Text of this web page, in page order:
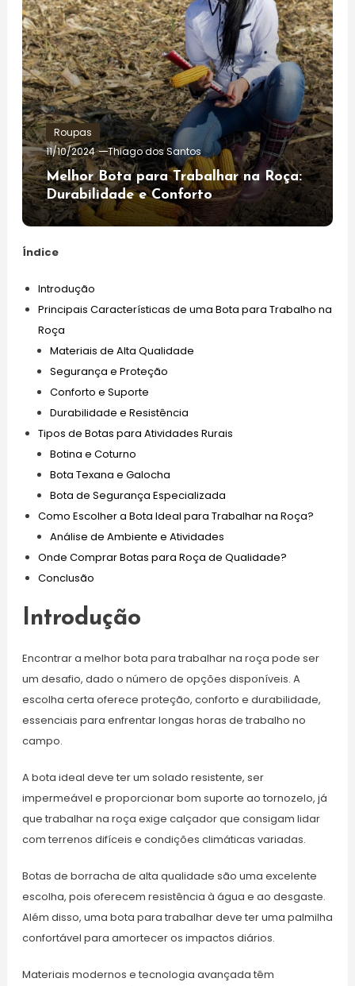
Roupas
11/10/2024
Thiago dos Santos
Melhor Bota para Trabalhar na Roça:
Durabilidade e Conforto
Índice
Introdução
Principais Características de uma Bota para Trabalho na
Roça
Materiais de Alta Qualidade
Segurança e Proteção
Conforto e Suporte
Durabilidade e Resistência
Tipos de Botas para Atividades Rurais
Botina e Coturno
Bota Texana e Galocha
Bota de Segurança Especializada
Como Escolher a Bota Ideal para Trabalhar na Roça?
Análise de Ambiente e Atividades
Onde Comprar Botas para Roça de Qualidade?
Conclusão
Introdução
Encontrar a melhor bota para trabalhar na roça pode ser
um desafio, dado o número de opções disponíveis. A
escolha certa oferece proteção, conforto e durabilidade,
essenciais para enfrentar longas horas de trabalho no
campo.
A bota ideal deve ter um solado resistente, ser
impermeável e proporcionar bom suporte ao tornozelo, já
que trabalhar na roça exige calçador que consigam lidar
com terrenos difíceis e condições climáticas variadas.
Botas de borracha de alta qualidade são uma excelente
escolha, pois oferecem resistência à água e ao desgaste.
Além disso, uma bota para trabalhar deve ter uma palmilha
confortável para amortecer os impactos diários.
Materiais modernos e tecnologia avançada têm